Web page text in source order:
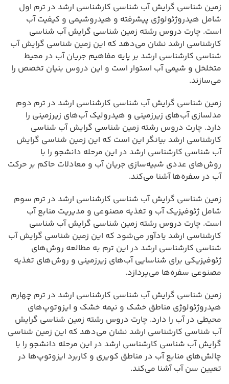
زمین شناسی گرایش آب شناسی کارشناسی ارشد در ترم اول
شامل هیدروژئولوژی پیشرفته و هیدروشیمی و کیفیت آب
است. چارت دروس رشته زمین شناسی گرایش آب شناسی
کارشناسی ارشد نشان می‌دهد که این زمین شناسی گرایش آب
شناسی کارشناسی ارشد بر پایه مفاهیم جریان آب در محیط
متخلخل و شیمی آب استوار است و این دروس بنیان تخصص را
می‌سازند.
زمین شناسی گرایش آب شناسی کارشناسی ارشد در ترم دوم
مدلسازی آب‌های زیرزمینی و هیدرولیک آب‌های زیرزمینی را
دارد. چارت دروس رشته زمین شناسی گرایش آب شناسی
کارشناسی ارشد بیانگر این است که این زمین شناسی گرایش
آب شناسی کارشناسی ارشد در این مرحله دانشجو را با
روش‌های عددی شبیه‌سازی جریان آب و معادلات حاکم بر حرکت
آب در سفره‌ها آشنا می‌کند.
زمین شناسی گرایش آب شناسی کارشناسی ارشد در ترم سوم
شامل ژئوفیزیک آب و تغذیه مصنوعی و مدیریت منابع آب
است. چارت دروس رشته زمین شناسی گرایش آب شناسی
کارشناسی ارشد یادآور می‌شود که این زمین شناسی گرایش آب
شناسی کارشناسی ارشد در این ترم به مطالعه روش‌های
ژئوفیزیکی برای شناسایی آب‌های زیرزمینی و روش‌های تغذیه
مصنوعی سفره‌ها می‌پردازد.
زمین شناسی گرایش آب شناسی کارشناسی ارشد در ترم چهارم
هیدروژئولوژی مناطق خشک و نیمه خشک و ایزوتوپ‌های
محیطی در آب را دارد. چارت دروس رشته زمین شناسی گرایش
آب شناسی کارشناسی ارشد نشان می‌دهد که این زمین شناسی
گرایش آب شناسی کارشناسی ارشد در این مرحله دانشجو را با
چالش‌های منابع آب در مناطق کویری و کاربرد ایزوتوپ‌ها در
تعیین سن آب آشنا می‌کند.